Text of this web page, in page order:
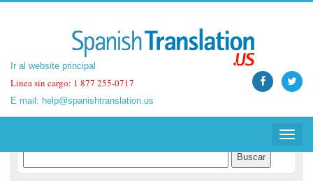
Ir al website principal
Linea sin cargo: 1 877 255-0717
E mail: help@spanishtranslation.us
Toggle
Ir al website principal
Linea sin cargo: 1 877 255-0717
E mail: help@spanishtranslation.us
Toggle
Spanish Translation Blog